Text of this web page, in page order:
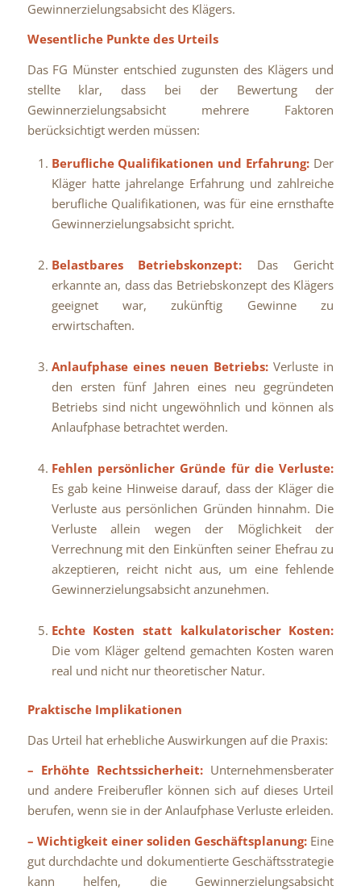
Gewinnerzielungsabsicht des Klägers.
Wesentliche Punkte des Urteils
Das FG Münster entschied zugunsten des Klägers und
stellte klar, dass bei der Bewertung der
Gewinnerzielungsabsicht mehrere Faktoren
berücksichtigt werden müssen:
Berufliche Qualifikationen und Erfahrung: Der
Kläger hatte jahrelange Erfahrung und zahlreiche
berufliche Qualifikationen, was für eine ernsthafte
Gewinnerzielungsabsicht spricht.
Belastbares Betriebskonzept: Das Gericht
erkannte an, dass das Betriebskonzept des Klägers
geeignet war, zukünftig Gewinne zu
erwirtschaften.
Anlaufphase eines neuen Betriebs: Verluste in
den ersten fünf Jahren eines neu gegründeten
Betriebs sind nicht ungewöhnlich und können als
Anlaufphase betrachtet werden.
Fehlen persönlicher Gründe für die Verluste:
Es gab keine Hinweise darauf, dass der Kläger die
Verluste aus persönlichen Gründen hinnahm. Die
Verluste allein wegen der Möglichkeit der
Verrechnung mit den Einkünften seiner Ehefrau zu
akzeptieren, reicht nicht aus, um eine fehlende
Gewinnerzielungsabsicht anzunehmen.
Echte Kosten statt kalkulatorischer Kosten:
Die vom Kläger geltend gemachten Kosten waren
real und nicht nur theoretischer Natur.
Praktische Implikationen
Das Urteil hat erhebliche Auswirkungen auf die Praxis:
– Erhöhte Rechtssicherheit: Unternehmensberater
und andere Freiberufler können sich auf dieses Urteil
berufen, wenn sie in der Anlaufphase Verluste erleiden.
– Wichtigkeit einer soliden Geschäftsplanung: Eine
gut durchdachte und dokumentierte Geschäftsstrategie
kann helfen, die Gewinnerzielungsabsicht